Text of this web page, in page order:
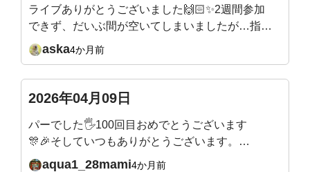
ライブありがとうございました🙌🏻✨2週間参加
できず、だいぶ間が空いてしまいましたが…指の
付け根から曲げるエクササイズは、ほぼ毎日やっ
ていたので！付け根から土踏まずまで、かなり曲
✨キツいエクササイズの時は、吉田先生が合いの
手を入れてくれるので🤣楽しみながらできてい
て、本当にありがたいです！先生の穏やかだけど
パワフルなエネルギーが大好きです✨
aska4か月前
2026年04月09日
パーでした🖐️100回目おめでとうございます
🎊🎉そしていつもありがとうございます。こ
れからもよろしくお願いいたします🙇
aqua1_28mami4か月前